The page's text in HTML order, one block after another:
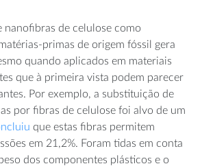
nanofibras de celulose como
primas de origem fóssil gera
quando aplicados em materiais
que à primeira vista podem parecer
Por exemplo, a substituição de
por fibras de celulose foi alvo de um
que estas fibras permitem
em 21,2%. Foram tidas em conta
dos componentes plásticos e o